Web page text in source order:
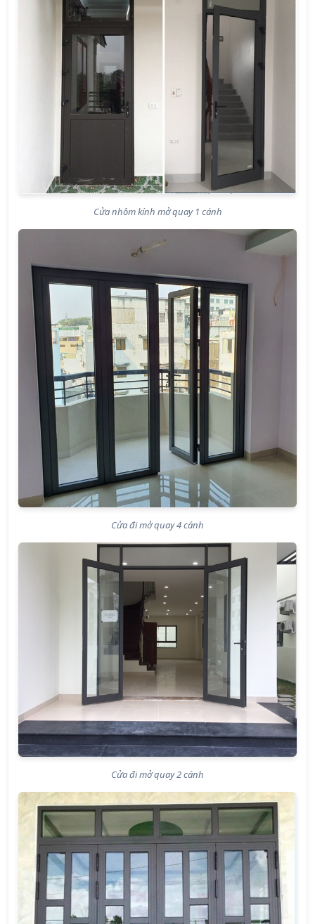
Cửa nhôm kính mở quay 1 cánh
Cửa đi mở quay 4 cánh
Cửa đi mở quay 2 cánh